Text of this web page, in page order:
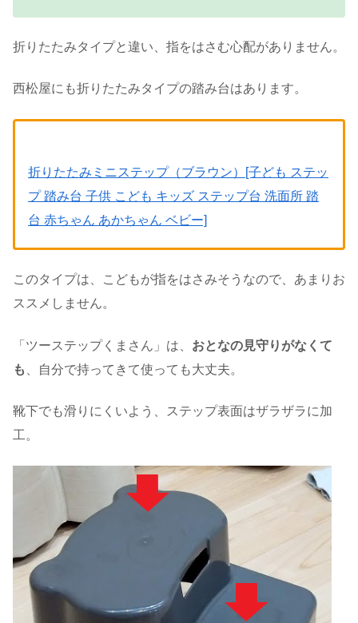
折りたたみタイプと違い、指をはさむ心配がありません。
西松屋にも折りたたみタイプの踏み台はあります。
折りたたみミニステップ（ブラウン）[子ども ステッ
プ 踏み台 子供 こども キッズ ステップ台 洗面所 踏
台 赤ちゃん あかちゃん ベビー]
このタイプは、こどもが指をはさみそうなので、あまりお
ススメしません。
「ツーステップくまさん」は、 おとなの見守りがなくて
も
、自分で持ってきて使っても大丈夫。
靴下でも滑りにくいよう、ステップ表面はザラザラに加
工。